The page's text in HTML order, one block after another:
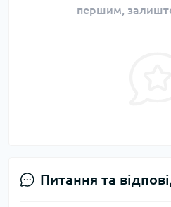
першим, залиште
Питання та